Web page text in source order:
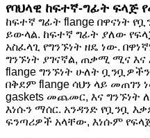
የባህላዊ ከፍተኛ-ግፊት ፍላጅ
ከፍተኛ ግፊት flange በዋናነት
ይውላል. ከፍተኛ ግፊት ያለው
አስፈላጊ የግንኙነት ዘዴ ነው.
ግንኙነት ያገናኛል, ጠቃሚ ሚና
flange ግንኙነት ሁለት
በቅደም flange ሳህን ላይ መጠገን
gaskets መጨመር, እና
እነሱን ማሰር. አንዳንድ የቧንቧ
ፍንጣሪዎች አላቸው, እነሱም